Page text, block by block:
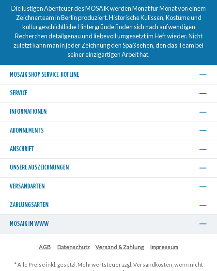
Die lustigen Abenteuer des MOSAIK werden Monat für Monat von einem
Zeichnerteam in Berlin produziert. Historische Kulissen, Kostüme und
kulturgeschichtliche Hintergründe finden sich nach aufwendigen
Recherchen detailgenau und liebevoll umgesetzt im Heft wieder. Nicht
zuletzt kann man in jeder Zeichnung den Spaß sehen, den das Team bei
seiner einzigartigen Arbeit hat.
MOSAIK SHOP SERVICE-HOTLINE
SERVICE
INFORMATIONEN
ABONNEMENTS
ANSCHRIFT
UNSERE AUSZEICHNUNGEN
VERSANDARTEN
ZAHLUNGSARTEN
MOSAIK IM WWW
AGB Datenschutz Versand & Zahlung Impressum
* Alle Preise inkl. gesetzl. Mehrwertsteuer zzgl. Versandkosten , wenn nicht